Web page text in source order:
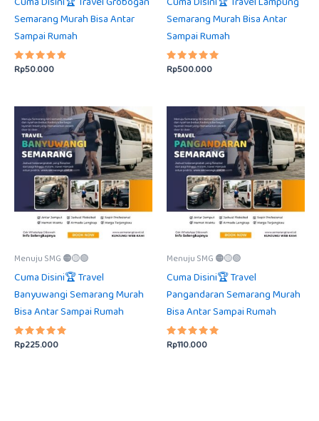
Semarang Murah Bisa Antar
Sampai Rumah
Dinilai
5.00
Rp50.000
Semarang Murah Bisa Antar
Sampai Rumah
Dinilai
5.00
Rp500.000
Menuju SMG 🟠🟡🟢
Cuma Disini🏆 Travel
Banyuwangi Semarang Murah
Bisa Antar Sampai Rumah
Dinilai
5.00
Rp225.000
Menuju SMG 🟠🟡🟢
Cuma Disini🏆 Travel
Pangandaran Semarang Murah
Bisa Antar Sampai Rumah
Dinilai
5.00
Rp110.000